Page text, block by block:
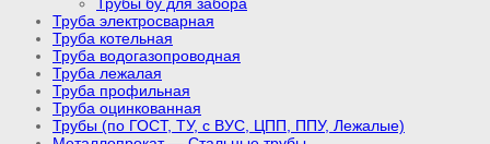
Труба электросварная
Труба котельная
Труба водогазопроводная
Труба лежалая
Труба профильная
Труба оцинкованная
Трубы (по ГОСТ, ТУ, с ВУС, ЦПП, ППУ, Лежалые)